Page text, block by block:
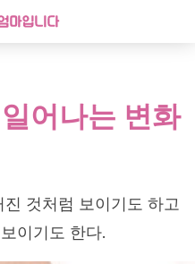
어나는 변화
것처럼 보이기도 하고
이기도 한다.